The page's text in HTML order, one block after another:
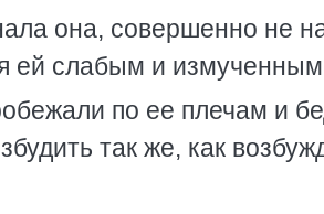
она, совершенно не
ей слабым и
по ее плечам и
так же, как